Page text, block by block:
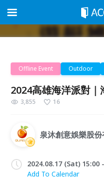
Offline Event Outdoor
2024高雄海洋派對｜
3,855 16
泉沐創意娛樂股份
2024.08.17 (Sat) 15:00
Add To Calendar